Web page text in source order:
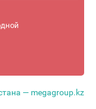
— megagroup.kz